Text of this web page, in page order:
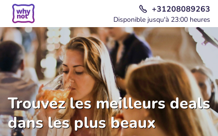
+31208089263
Disponible jusqu'à 23:00 heures
Trouvez les meilleurs deals
dans les plus beaux